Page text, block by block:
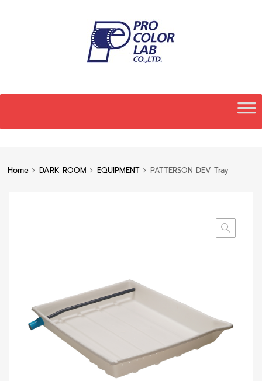
content
Home DARK ROOM EQUIPMENT PATTERSON DEV Tray